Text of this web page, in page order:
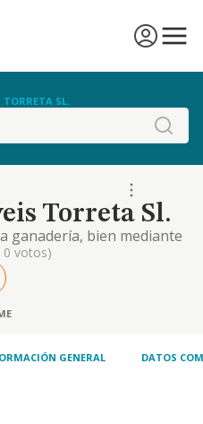
TORRETA SL.
Torreta Sl.
ganadería, bien mediante
o instalaciones
la intermediación
servicios de ingeniería
de mercancías por
0 votos)
GENERAL DATOS